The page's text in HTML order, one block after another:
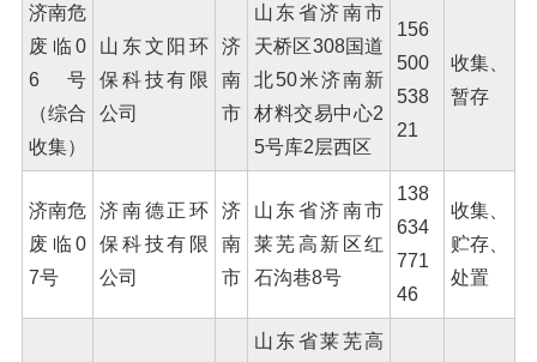
济南危
废临0
6号
（综合
收集）
山东文阳环
保科技有限
公司
济
南
市
山东省济南市
天桥区308国道
北50米济南新
材料交易中心2
5号库2层西区
156
500
538
21
收集、
暂存
济南危
废临0
7号
济南德正环
保科技有限
公司
济
南
市
山东省济南市
莱芜高新区红
石沟巷8号
138
634
771
46
收集、
贮存、
处置
山东省莱芜高